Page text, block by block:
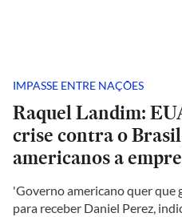
IMPASSE ENTRE NAÇÕES
Raquel Landim:
crise contra o
americanos a
'Governo americano quer que
para receber Daniel Perez,